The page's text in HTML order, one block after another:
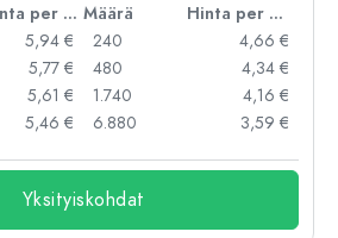
Hinta per kpl Määrä
Hinta per kpl
5,94 €
5,77 €
5,61 €
5,46 €
240
4,66 €
480
4,34 €
1.740
4,16 €
6.880
3,59 €
Yksityiskohdat